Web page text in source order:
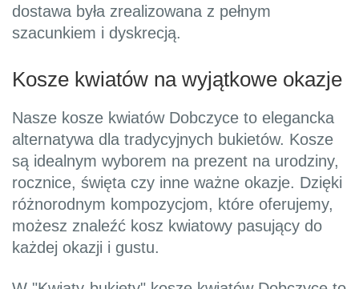
dostawa była zrealizowana z pełnym
szacunkiem i dyskrecją.
Kosze kwiatów na wyjątkowe okazje
Nasze kosze kwiatów Dobczyce to elegancka
alternatywa dla tradycyjnych bukietów. Kosze
są idealnym wyborem na prezent na urodziny,
rocznice, święta czy inne ważne okazje. Dzięki
różnorodnym kompozycjom, które oferujemy,
możesz znaleźć kosz kwiatowy pasujący do
każdej okazji i gustu.